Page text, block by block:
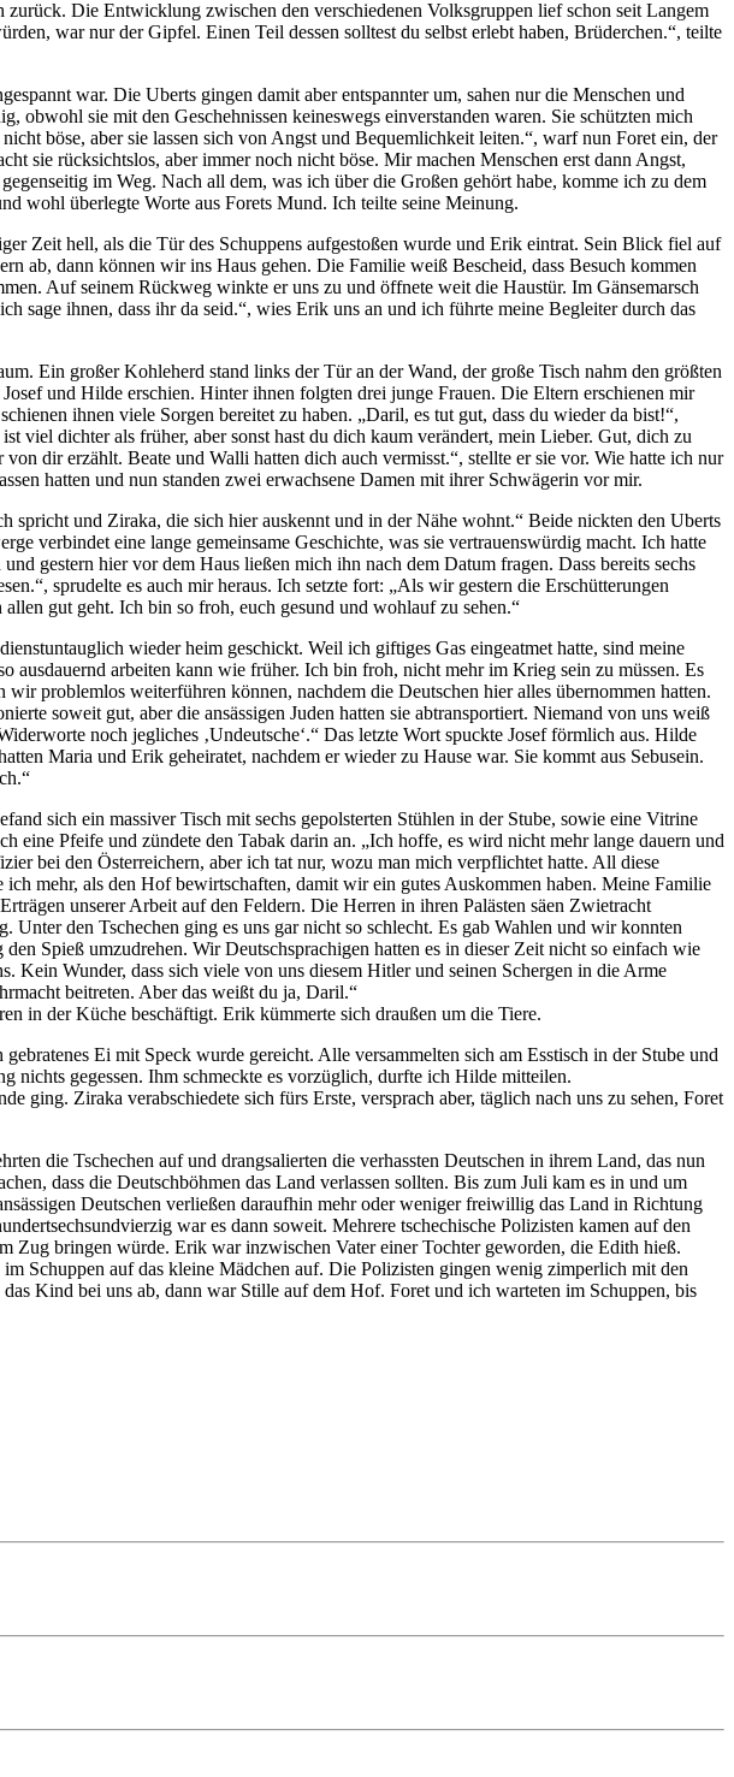
Die Entwicklung zwischen den verschiedenen Volksgruppen lief schon seit Langem
war nur der Gipfel. Einen Teil dessen solltest du selbst erlebt haben, Brüderchen.“, teilte
war. Die Uberts gingen damit aber entspannter um, sahen nur die Menschen und
sie mit den Geschehnissen keineswegs einverstanden waren. Sie schützten mich
böse, aber sie lassen sich von Angst und Bequemlichkeit leiten.“, warf nun Foret ein, der
sie rücksichtslos, aber immer noch nicht böse. Mir machen Menschen erst dann Angst,
im Weg. Nach all dem, was ich über die Großen gehört habe, komme ich zu dem
wohl überlegte Worte aus Forets Mund. Ich teilte seine Meinung.
Zeit hell, als die Tür des Schuppens aufgestoßen wurde und Erik eintrat. Sein Blick fiel auf
ab, dann können wir ins Haus gehen. Die Familie weiß Bescheid, dass Besuch kommen
Auf seinem Rückweg winkte er uns zu und öffnete weit die Haustür. Im Gänsemarsch
ihnen, dass ihr da seid.“, wies Erik uns an und ich führte meine Begleiter durch das
Ein großer Kohleherd stand links der Tür an der Wand, der große Tisch nahm den größten
und Hilde erschien. Hinter ihnen folgten drei junge Frauen. Die Eltern erschienen mir
ihnen viele Sorgen bereitet zu haben. „Daril, es tut gut, dass du wieder da bist!“,
dichter als früher, aber sonst hast du dich kaum verändert, mein Lieber. Gut, dich zu
dir erzählt. Beate und Walli hatten dich auch vermisst.“, stellte er sie vor. Wie hatte ich nur
hatten und nun standen zwei erwachsene Damen mit ihrer Schwägerin vor mir.
spricht und Ziraka, die sich hier auskennt und in der Nähe wohnt.“ Beide nickten den Uberts
verbindet eine lange gemeinsame Geschichte, was sie vertrauenswürdig macht. Ich hatte
gestern hier vor dem Haus ließen mich ihn nach dem Datum fragen. Dass bereits sechs
sprudelte es auch mir heraus. Ich setzte fort: „Als wir gestern die Erschütterungen
gut geht. Ich bin so froh, euch gesund und wohlauf zu sehen.“
wieder heim geschickt. Weil ich giftiges Gas eingeatmet hatte, sind meine
arbeiten kann wie früher. Ich bin froh, nicht mehr im Krieg sein zu müssen. Es
problemlos weiterführen können, nachdem die Deutschen hier alles übernommen hatten.
soweit gut, aber die ansässigen Juden hatten sie abtransportiert. Niemand von uns weiß
noch jegliches ‚Undeutsche‘.“ Das letzte Wort spuckte Josef förmlich aus. Hilde
Maria und Erik geheiratet, nachdem er wieder zu Hause war. Sie kommt aus Sebusein.
sich ein massiver Tisch mit sechs gepolsterten Stühlen in der Stube, sowie eine Vitrine
eine Pfeife und zündete den Tabak darin an. „Ich hoffe, es wird nicht mehr lange dauern und
bei den Österreichern, aber ich tat nur, wozu man mich verpflichtet hatte. All diese
mehr, als den Hof bewirtschaften, damit wir ein gutes Auskommen haben. Meine Familie
unserer Arbeit auf den Feldern. Die Herren in ihren Palästen säen Zwietracht
den Tschechen ging es uns gar nicht so schlecht. Es gab Wahlen und wir konnten
Spieß umzudrehen. Wir Deutschsprachigen hatten es in dieser Zeit nicht so einfach wie
Kein Wunder, dass sich viele von uns diesem Hitler und seinen Schergen in die Arme
beitreten. Aber das weißt du ja, Daril.“
in der Küche beschäftigt. Erik kümmerte sich draußen um die Tiere.
Ei mit Speck wurde gereicht. Alle versammelten sich am Esstisch in der Stube und
nichts gegessen. Ihm schmeckte es vorzüglich, durfte ich Hilde mitteilen.
ging. Ziraka verabschiedete sich fürs Erste, versprach aber, täglich nach uns zu sehen, Foret
die Tschechen auf und drangsalierten die verhassten Deutschen in ihrem Land, das nun
dass die Deutschböhmen das Land verlassen sollten. Bis zum Juli kam es in und um
Deutschen verließen daraufhin mehr oder weniger freiwillig das Land in Richtung
war es dann soweit. Mehrere tschechische Polizisten kamen auf den
Zug bringen würde. Erik war inzwischen Vater einer Tochter geworden, die Edith hieß.
Schuppen auf das kleine Mädchen auf. Die Polizisten gingen wenig zimperlich mit den
Kind bei uns ab, dann war Stille auf dem Hof. Foret und ich warteten im Schuppen, bis